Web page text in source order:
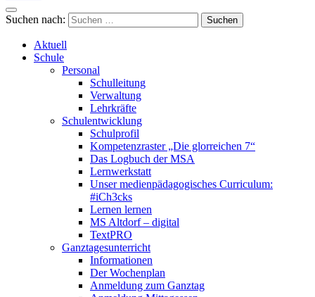
Suchen nach:
Aktuell
Schule
Personal
Schulleitung
Verwaltung
Lehrkräfte
Schulentwicklung
Schulprofil
Kompetenzraster „Die glorreichen 7“
Das Logbuch der MSA
Lernwerkstatt
Unser medienpädagogisches Curriculum:
#iCh3cks
Lernen lernen
MS Altdorf – digital
TextPRO
Ganztagesunterricht
Informationen
Der Wochenplan
Anmeldung zum Ganztag